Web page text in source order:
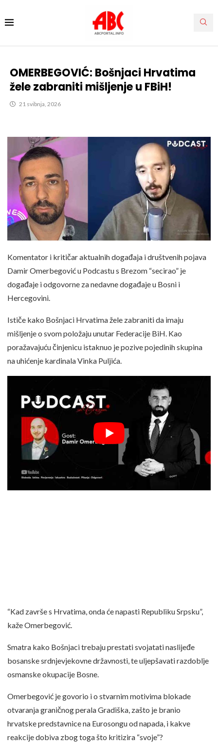
OMERBEGOVIĆ: Bošnjaci Hrvatima
žele zabraniti mišljenje u FBiH!
21 svibnja, 2026
Komentator i kritičar aktualnih događaja i društvenih pojava
Damir Omerbegović u Podcastu s Brezom “secirao” je
događaje i odgovorne za nedavne događaje u Bosni i
Hercegovini.
Ističe kako Bošnjaci Hrvatima žele zabraniti da imaju
mišljenje o svom položaju unutar Federacije BiH. Kao
poražavajuću činjenicu istaknuo je pozive pojedinih skupina
na uhićenje kardinala Vinka Puljića.
“Kad završe s Hrvatima, onda će napasti Republiku Srpsku”,
kaže Omerbegović.
Smatra kako Bošnjaci trebaju prestati svojatati naslijeđe
bosanske srdnjevjekovne državnosti, te uljepšavati razdoblje
osmanske okupacije Bosne.
Omerbegović je govorio i o stvarnim motivima blokade
otvaranja graničnog perala Gradiška, zašto je branio
hrvatske predstavnice na Eurosongu od napada, i kakve
reakcije dobiva zbog toga što kritizira “svoje”?